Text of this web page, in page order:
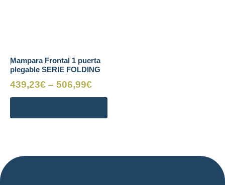
Mampara Frontal 1 puerta
plegable SERIE FOLDING
439,23€ – 506,99€